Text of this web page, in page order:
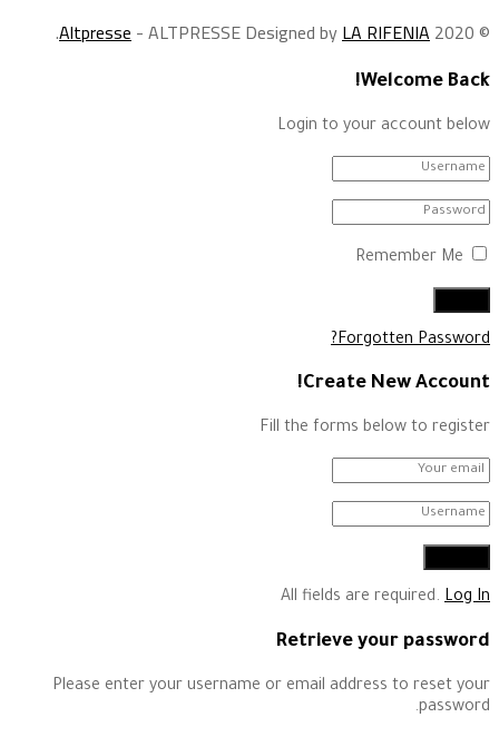
© 2020
Altpresse- ALTPRESSE Designed byLA RIFENIA
.
Welcome Back!
Login to your account below
Remember Me
Forgotten Password?
Create New Account!
Fill the forms below to register
All fields are required. Log In
Retrieve your password
Please enter your username or email address to reset your
password.